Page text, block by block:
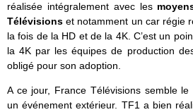
réalisée intégralement avec les
Télévisionset notamment un car régie
la fois de la HD et de la 4K. C’est un
la 4K par les équipes de production
obligé pour son adoption.
A ce jour, France Télévisions semble
un événement extérieur. TF1 a bien